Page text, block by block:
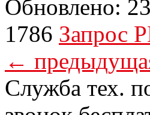
Обновлено:
1786 Запрос
←
Служба тех.